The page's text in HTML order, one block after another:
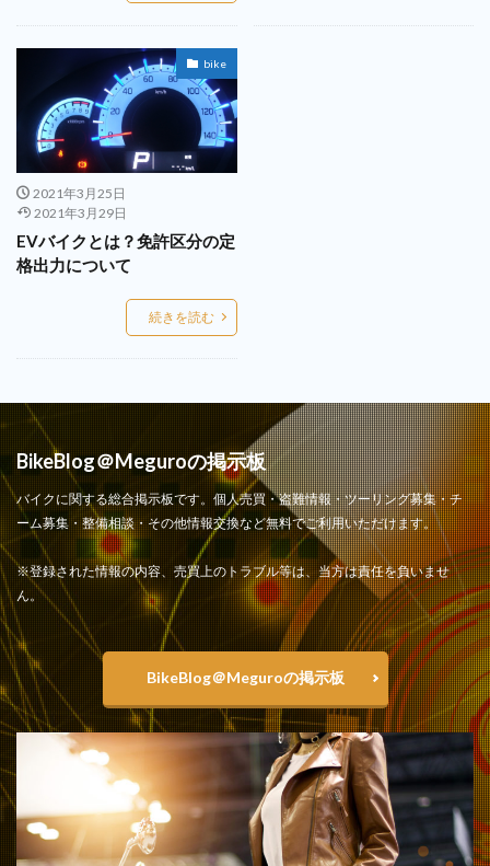
bike
2021年3月25日
2021年3月29日
EVバイクとは？免許区分の定
格出力について
続きを読む
BikeBlog＠Meguroの掲示板
バイクに関する総合掲示板です。個人売買・盗難情報・ツーリング募集・チ
ーム募集・整備相談・その他情報交換など無料でご利用いただけます。
※登録された情報の内容、売買上のトラブル等は、当方は責任を負いませ
ん。
BikeBlog＠Meguroの掲示板